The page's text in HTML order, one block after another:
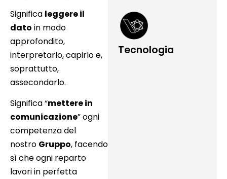
Significa leggere il
dato in modo
approfondito,
interpretarlo, capirlo e,
soprattutto,
assecondarlo.
Significa “mettere in
comunicazione” ogni
competenza del
nostro Gruppo, facendo
sì che ogni reparto
lavori in perfetta
Tecnologia